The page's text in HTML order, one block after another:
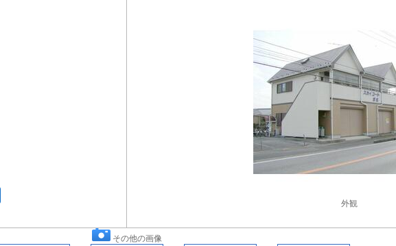
外観
その他の画像